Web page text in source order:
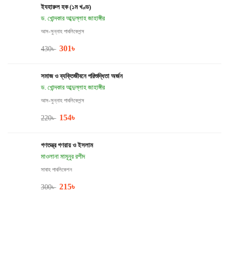
ইযহারুল হক (১ম খণ্ড)
ড. খোন্দকার আব্দুল্লাহ জাহাঙ্গীর
আস-সুন্নাহ পাবলিকেশন্স
430৳ 301৳
সমাজ ও ব্যক্তিজীবনে পরিশুদ্ধিতা অর্জন
ড. খোন্দকার আব্দুল্লাহ জাহাঙ্গীর
আস-সুন্নাহ পাবলিকেশন্স
220৳ 154৳
গণতন্ত্র গণরায় ও ইসলাম
মাওলানা মামূনুর রশীদ
সাবাহ পাবলিকেশন
300৳ 215৳